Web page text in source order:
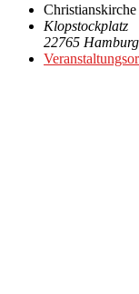
Christianskirche
Klopstockplatz
22765 Hamburg